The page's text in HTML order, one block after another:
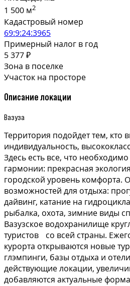
1 500 м2
Кадастровый номер
69:9:24:3965
Примерный налог в год
5 377 ₽
Зона в поселке
Участок на просторе
Описание локации
Вазуза
Территория подойдет тем, кто
индивидуальность,
Здесь есть все, что
гармонии: прекрасная
городской уровень комфорта.
возможностей для отдыха:
дайвинг, катание на
рыбалка, охота, зимние виды
Вазузское водохранилище
туристов со всей страны.
курорта открываются новые
глэмпинги, базы отдыха и
действующие локации,
добавляются актуальные